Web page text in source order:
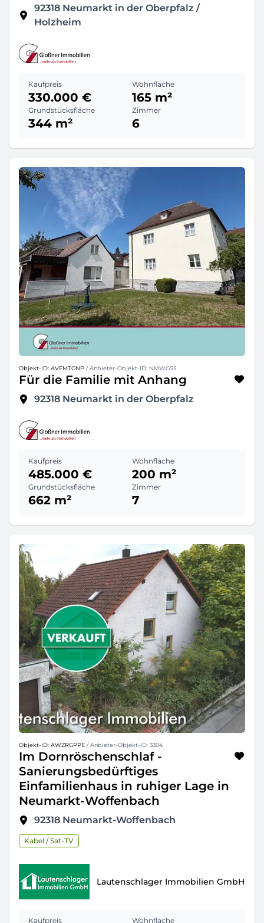
92318 Neumarkt in der Oberpfalz /
Holzheim
Kaufpreis
330.000 €
Wohnfläche
165 m²
Grundstücksfläche
344 m²
Zimmer
6
Objekt-ID: AVFMTGNP / Anbieter-Objekt-ID: NMWGS5
Für die Familie mit Anhang
92318 Neumarkt in der Oberpfalz
Kaufpreis
485.000 €
Wohnfläche
200 m²
Grundstücksfläche
662 m²
Zimmer
7
Objekt-ID: AWZRGPPE / Anbieter-Objekt-ID: 3304
Im Dornröschenschlaf -
Sanierungsbedürftiges
Einfamilienhaus in ruhiger Lage in
Neumarkt-Woffenbach
92318 Neumarkt-Woffenbach
Kabel / Sat-TV
Lautenschlager Immobilien GmbH
Kaufpreis Wohnfläche